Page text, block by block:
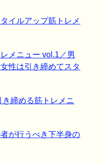
イルアップ筋トレメ
メニュー vol.1／男
性は引き締めてスタ
締める筋トレメニ
が行うべき下半身の